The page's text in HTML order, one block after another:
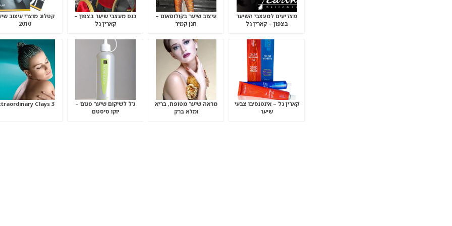
מצדיעים למעצבי השיער
בצפון – קארין גל
עיצוב שיער בקולוסאום –
חנן קמיר
כנס מעצבי שיער בצפון –
קארין גל
קטלוג מוצרי עיצוב
2010
קארין גל – אינטנסיבו צבעי
שיער
מראה שיער מטופח, בריא
ומלא ברק
ג’ל לשיקום שיער פגום –
יוקו סיסטם
3 Extraordinary Clays